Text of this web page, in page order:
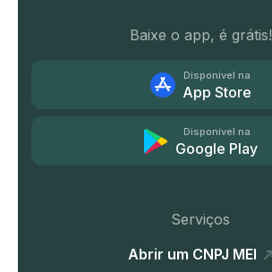
Baixe o app, é grátis!
Disponível na
App Store
Disponível na
Google Play
Serviços
Abrir um CNPJ MEI